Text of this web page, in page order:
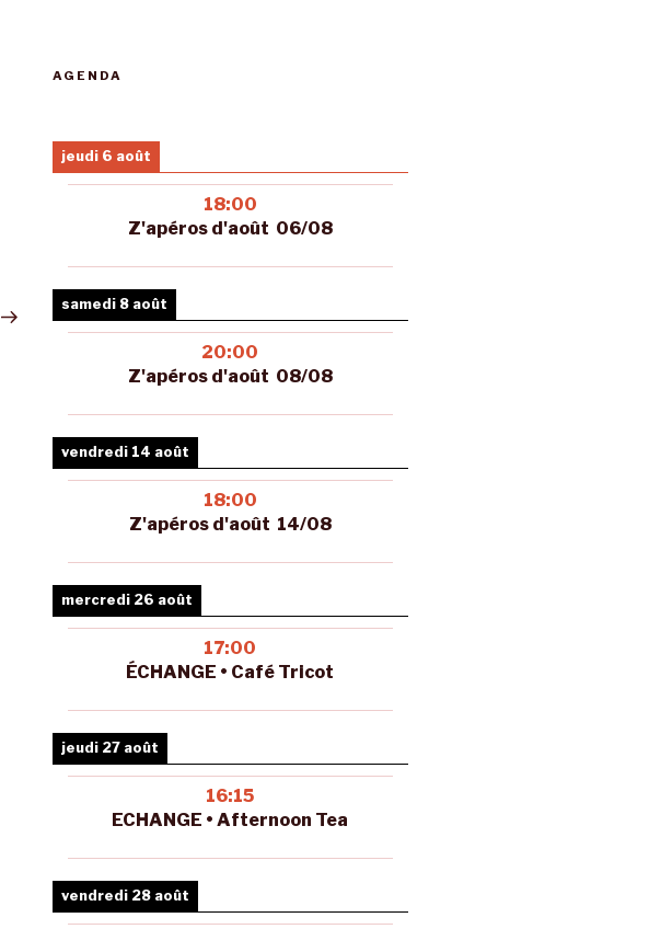
Article
suivant
AGENDA
jeudi 6 août
18:00
Z'apéros d'août 06/08
samedi 8 août
20:00
Z'apéros d'août 08/08
vendredi 14 août
18:00
Z'apéros d'août 14/08
mercredi 26 août
17:00
ÉCHANGE • Café Tricot
jeudi 27 août
16:15
ECHANGE • Afternoon Tea
vendredi 28 août